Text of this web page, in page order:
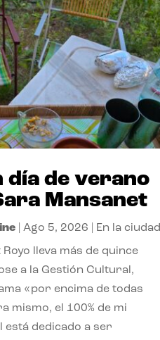
día de verano
Mansanet
|Ago 5, 2026 En la ciudad
lleva más de quince
a la Gestión Cultural,
«por encima de todas
mismo, el 100% de mi
está dedicado a ser